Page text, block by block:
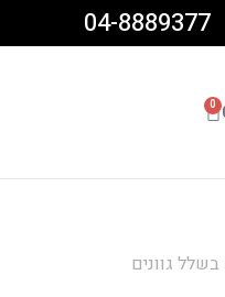
04-8889377
0
צבעים בשלל גוונים